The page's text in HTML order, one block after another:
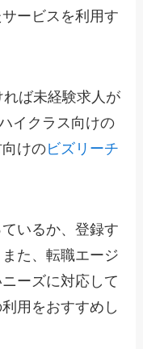
ービスを利用す
ば未経験求人が
イクラス向けの
けのビズリーチ
いるか、登録す
た、転職エージ
ーズに対応して
用をおすすめし